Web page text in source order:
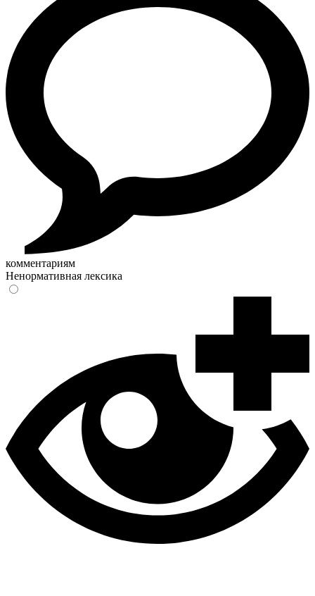
комментариям
Ненормативная лексика